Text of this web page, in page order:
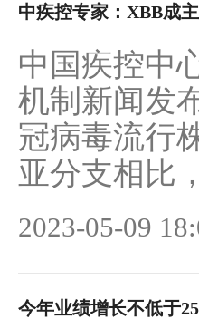
中疾控专家：XBB成
中国疾控中
机制新闻发
冠病毒流行
亚分支相比
2023-05-09
今年业绩增长不低于